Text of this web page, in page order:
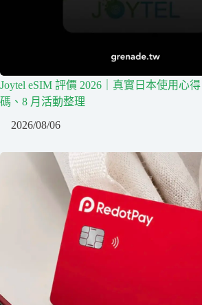
Joytel eSIM 評價 2026｜真實日本使用心
碼、8 月活動整理
2026/08/06